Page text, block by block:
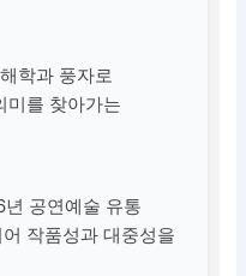
학과 풍자로
미를 찾아가는
공연예술 유통
작품성과 대중성을